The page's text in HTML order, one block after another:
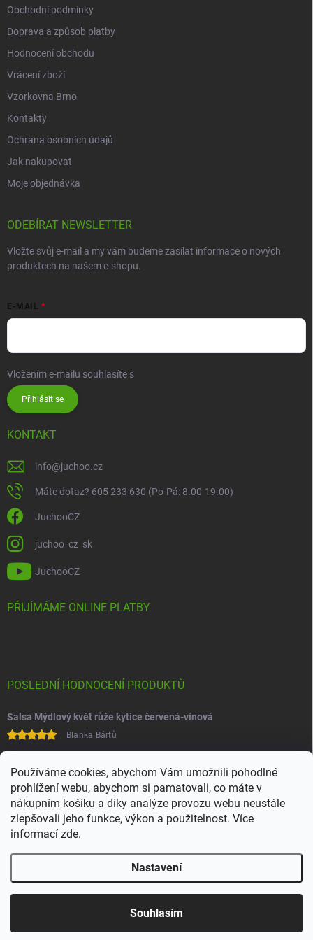
Používáme cookies, abychom Vám umožnili pohodlné
prohlížení webu, abychom si pamatovali, co máte v
nákupním košíku a díky analýze provozu webu neustále
zlepšovali jeho funkce, výkon a použitelnost. Více
informací zde.
Nastavení
Souhlasím
Obchodní podmínky
Doprava a způsob platby
Hodnocení obchodu
Vrácení zboží
Vzorkovna Brno
Kontakty
Ochrana osobních údajů
Jak nakupovat
Moje objednávka
ODEBÍRAT NEWSLETTER
Vložte svůj e-mail a my vám budeme zasílat informace o nových
produktech na našem e-shopu.
E-MAIL
Vložením e-mailu souhlasíte s
Přihlásit se
KONTAKT
info@juchoo.cz
Máte dotaz? 605 233 630 (Po-Pá: 8.00-19.00)
JuchooCZ
juchoo_cz_sk
JuchooCZ
PŘIJÍMÁME ONLINE PLATBY
POSLEDNÍ HODNOCENÍ PRODUKTŮ
Salsa Mýdlový květ růže kytice červená-vínová
Blanka Bártů
Copyright 2026Juchoo. Všechna práva vyhrazena.Upravit nastavení
cookies